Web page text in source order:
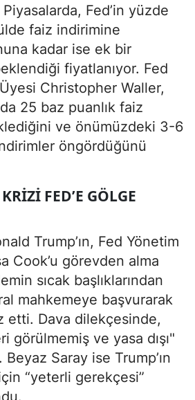
Fed’in yüzde
faiz indirimine
kadar ise ek bir
fiyatlanıyor. Fed
Christopher Waller,
25 baz puanlık faiz
ve önümüzdeki 3-6
öngördüğünü
FED’E GÖLGE
Trump’ın, Fed Yönetim
Cook’u görevden alma
sıcak başlıklarından
mahkemeye başvurarak
etti. Dava dilekçesinde,
görülmemiş ve yasa dışı"
Saray ise Trump’ın
“yeterli gerekçesi”